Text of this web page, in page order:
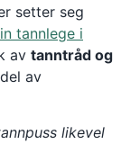
setter seg
tannlege i
av tanntråd og
av
likevel